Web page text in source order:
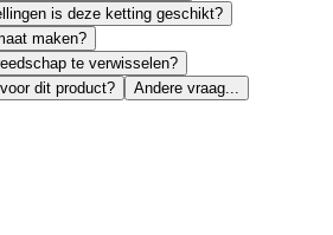
is deze ketting geschikt?
maken?
te verwisselen?
dit product?
Andere vraag...